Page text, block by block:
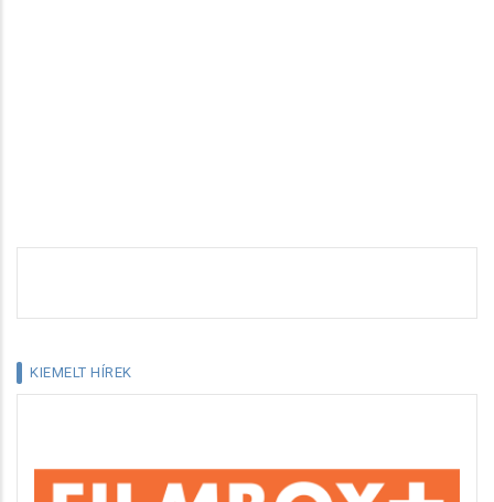
KIEMELT HÍREK